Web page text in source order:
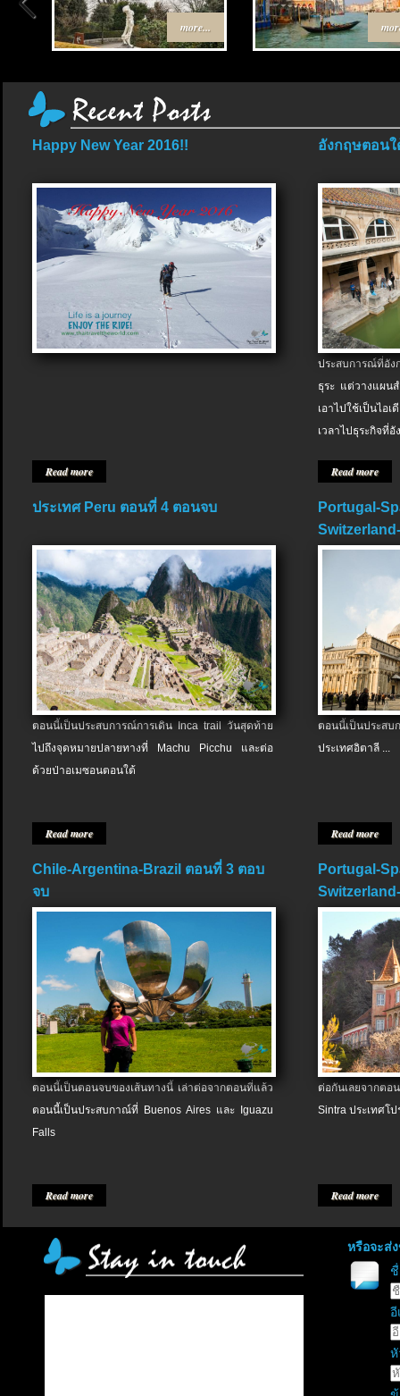
more...
Happy New Year 2016!!
Read more
อังกฤษตอนใ
ประสบการณ์ที่อัง
ธุระ แต่วางแผน
เอาไปใช้เป็นไอ
เวลาไปธุระกิจที่อั
Read more
ประเทศ Peru ตอนที่ 4 ตอนจบ
ตอนนี้เป็นประสบการณ์การเดิน Inca trail วันสุดท้าย
ไปถึงจุดหมายปลายทางที่ Machu Picchu และต่อ
ด้วยป่าอเมซอนตอนใต้
Read more
Portugal-
ตอนนี้เป็นประส
ประเทศอิตาลี ...
Read more
Chile-Argentina-Brazil ตอนที่ 3 ตอบ
จบ
ตอนนี้เป็นตอนจบของเส้นทางนี้ เล่าต่อจากตอนที่แล้ว
ตอนนี้เป็นประสบกาณ์ที่ Buenos Aires และ Iguazu
Falls
Read more
Portugal-
ต่อกันเลยจากต
Sintra ประเทศโป
Read more
หรือจะส่
อี
หั